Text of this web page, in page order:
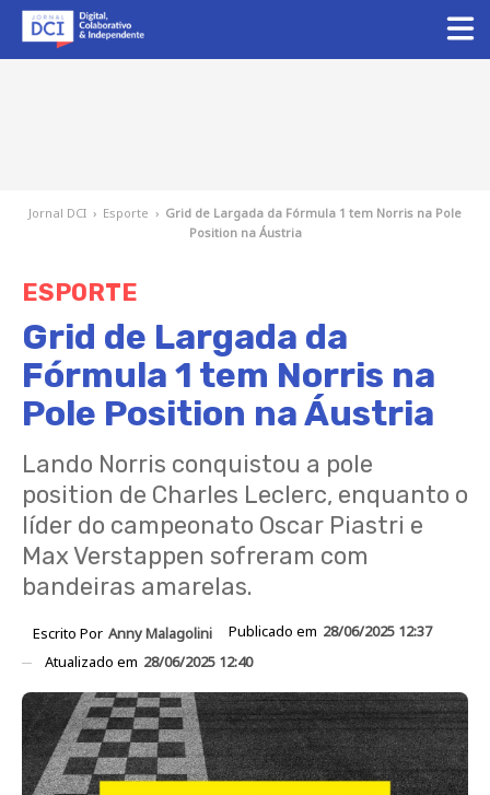
Jornal DCI › Esporte › Grid de Largada da Fórmula 1 tem Norris na Pole
Position na Áustria
ESPORTE
Grid de Largada da
Fórmula 1 tem Norris na
Pole Position na Áustria
Lando Norris conquistou a pole
position de Charles Leclerc, enquanto o
líder do campeonato Oscar Piastri e
Max Verstappen sofreram com
bandeiras amarelas.
Escrito Por Anny Malagolini Publicado em 28/06/2025 12:37
Atualizado em 28/06/2025 12:40